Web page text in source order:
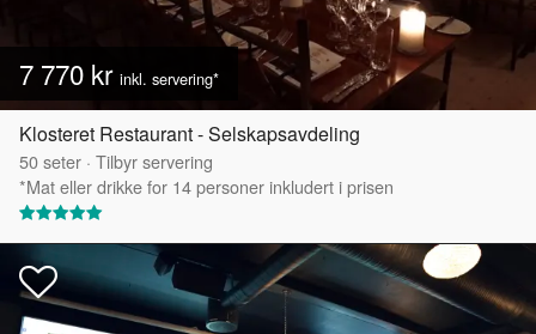
7 770 kr inkl. servering*
Klosteret Restaurant - Selskapsavdeling
50seter · Tilbyr servering
*Mat eller drikke for 14 personer inkludert i prisen